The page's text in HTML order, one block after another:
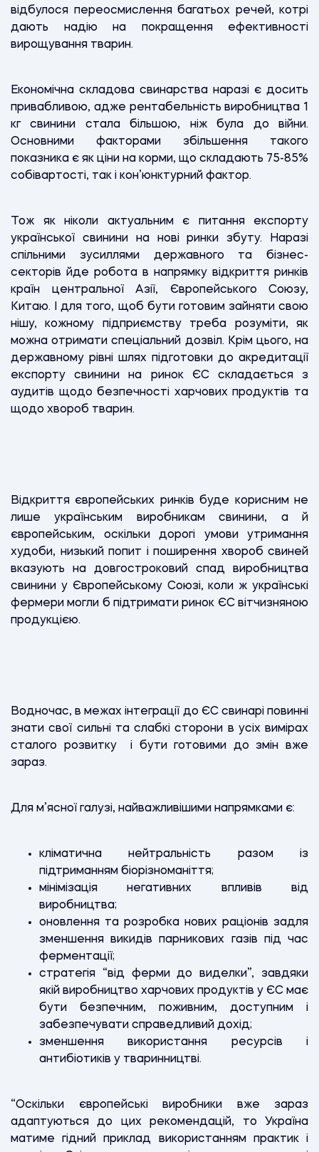
відбулося переосмислення багатьох речей, котрі
дають надію на покращення ефективності
вирощування тварин.
Економічна складова свинарства наразі є досить
привабливою, адже рентабельність виробництва 1
кг свинини стала більшою, ніж була до війни.
Основними факторами збільшення такого
показника є як ціни на корми, що складають 75-85%
собівартості, так і кон’юнктурний фактор.
Тож як ніколи актуальним є питання експорту
української свинини на нові ринки збуту. Наразі
спільними зусиллями державного та бізнес-
секторів йде робота в напрямку відкриття ринків
країн центральної Азії, Європейського Союзу,
Китаю. І для того, щоб бути готовим зайняти свою
нішу, кожному підприємству треба розуміти, як
можна отримати спеціальний дозвіл. Крім цього, на
державному рівні шлях підготовки до акредитації
експорту свинини на ринок ЄС складається з
аудитів щодо безпечності харчових продуктів та
щодо хвороб тварин.
Відкриття європейських ринків буде корисним не
лише українським виробникам свинини, а й
європейським, оскільки дорогі умови утримання
худоби, низький попит і поширення хвороб свиней
вказують на довгостроковий спад виробництва
свинини у Європейському Союзі, коли ж українські
фермери могли б підтримати ринок ЄС вітчизняною
продукцією.
Водночас, в межах інтеграції до ЄС свинарі повинні
знати свої сильні та слабкі сторони в усіх вимірах
сталого розвитку і бути готовими до змін вже
зараз.
Для м’ясної галузі, найважливішими напрямками є:
кліматична нейтральність разом із
підтриманням біорізноманіття;
мінімізація негативних впливів від
виробництва;
оновлення та розробка нових раціонів задля
зменшення викидів парникових газів під час
ферментації;
стратегія “від ферми до виделки”, завдяки
якій виробництво харчових продуктів у ЄС має
бути безпечним, поживним, доступним і
забезпечувати справедливий дохід;
зменшення використання ресурсів і
антибіотиків у тваринництві.
“Оскільки європейські виробники вже зараз
адаптуються до цих рекомендацій, то Україна
матиме гідний приклад використанням практик і